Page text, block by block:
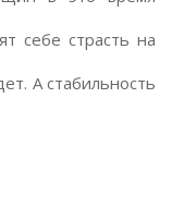
себе страсть на
А стабильность